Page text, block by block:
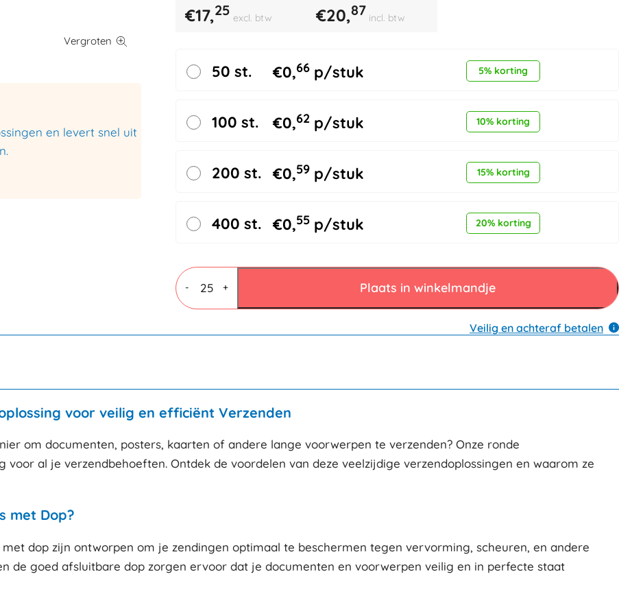
en levert snel uit
€17,25 excl. btw €20,87 incl. btw
50 st. €0,66 p/stuk 5% korting
100 st. €0,62 p/stuk 10% korting
200 st. €0,59 p/stuk 15% korting
400 st. €0,55 p/stuk 20% korting
-
Ronde
verzendkokers
325x40mm
aantal
+ Plaats in winkelmandje
Veilig en achteraf betalen
voor veilig en efficiënt Verzenden
om documenten, posters, kaarten of andere lange voorwerpen te verzenden? Onze ronde
al je verzendbehoeften. Ontdek de voordelen van deze veelzijdige verzendoplossingen en waarom ze
met Dop?
dop zijn ontworpen om je zendingen optimaal te beschermen tegen vervorming, scheuren, en andere
de goed afsluitbare dop zorgen ervoor dat je documenten en voorwerpen veilig en in perfecte staat